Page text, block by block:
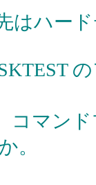
はハー
コマン
。